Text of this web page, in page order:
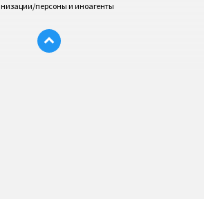
персоны и иноагенты